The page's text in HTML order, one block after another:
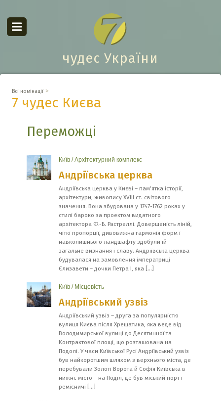
чудес України
Всі номінації >
7 чудес Києва
Переможці
Київ /Архітектурний комплекс
Андріївська церква
Андріївська церква у Києві – пам’ятка історії,
архітектури, живопису XVIII ст. світового
значення. Вона збудована у 1747-1762 роках у
стилі бароко за проектом видатного
архітектора Ф.-Б. Растреллі. Довершеність ліній,
чіткі пропорції, дивовижна гармонія форм і
навколишнього ландшафту здобули їй
загальне визнання і славу. Андріївська церква
будувалася на замовлення імператриці
Єлизавети – дочки Петра І, яка […]
Київ / Місцевість
Андріївський узвіз
Андріївський узвіз – друга за популярністю
вулиця Києва після Хрещатика, яка веде від
Володимирської вулиці до Десятинної та
Контрактової площі, що розташована на
Подолі. У часи Київської Русі Андріївський узвіз
був найкоротшим шляхом з верхнього міста, де
перебували Золоті Ворота й Софія Київська в
нижнє місто – на Поділ, де був міський порт і
ремісничі […]